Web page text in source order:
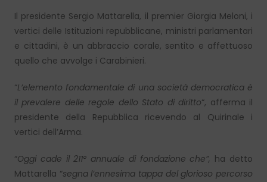
Il presidente Sergio Mattarella, il premier Giorgia Meloni, i
vertici delle Istituzioni repubblicane, ministri parlamentari
e cittadini, è un abbraccio corale, sentito e affettuoso
quello che avvolge i Carabinieri.
“L’elemento fondamentale di una società democratica è
il prevalere delle regole dello Stato di diritto“, afferma il
presidente della Repubblica ricevendo al Quirinale i
vertici dell’Arma.
“Oggi cade il 211° annuale di fondazione che”, ha detto
Mattarella “segna l’ennesima tappa del glorioso percorso